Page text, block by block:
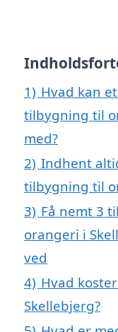
1) Hvad kan
tilbygning til
med?
2) Indhent
tilbygning til
3) Få nemt 3
orangeri i
ved
4) Hvad
Skellebjerg?